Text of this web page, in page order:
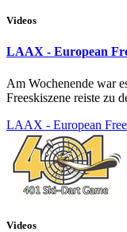
Videos
LAAX - European
Am Wochenende war
Freeskiszene reiste zu
LAAX - European
Videos